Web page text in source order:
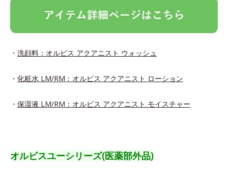
・ 洗顔料：オルビス アクアニスト ウォッシュ
・ 化粧水 LM/RM：オルビス アクアニスト ローション
・ 保湿液 LM/RM：オルビス アクアニスト モイスチャー
オルビスユーシリーズ(医薬部外品)